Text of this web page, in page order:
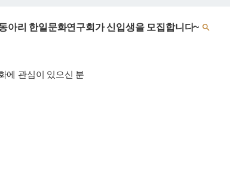
아리 한일문화연구회가 신입생을 모집합니다~ 
에 관심이 있으신 분